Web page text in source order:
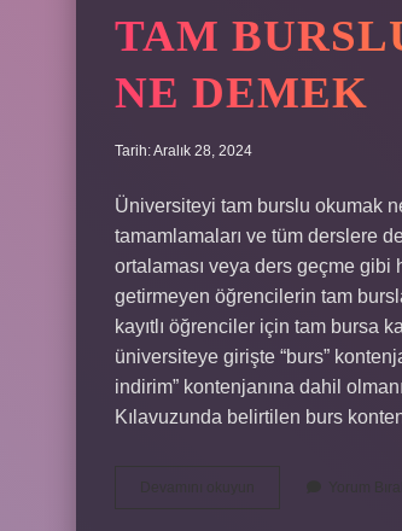
TAM
NE DEMEK
Tarih: Aralık 28, 2024
Üniversiteyi tam burslu okumak
tamamlamaları ve tüm derslere
ortalaması veya ders geçme
getirmeyen öğrencilerin tam
kayıtlı öğrenciler için tam bursa
üniversiteye girişte “burs”
indirim” kontenjanına dahil
Kılavuzunda belirtilen burs